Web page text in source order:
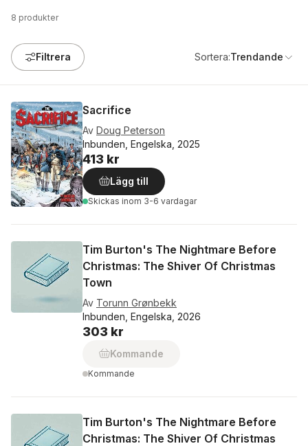
8 produkter
Filtrera Sortera:Trendande
Sacrifice
Av Doug Peterson
Inbunden, Engelska, 2025
413 kr
Lägg till
Skickas inom 3-6 vardagar
Tim Burton's The Nightmare Before
Christmas: The Shiver Of Christmas
Town
Av Torunn Grønbekk
Inbunden, Engelska, 2026
303 kr
Kommande
Kommande
Tim Burton's The Nightmare Before
Christmas: The Shiver Of Christmas